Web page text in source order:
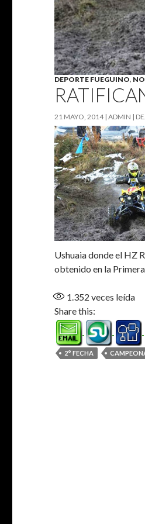
DEPORTE FUEGUINO,
21 MAYO, 2014 ADMIN
Ushuaia donde el HZ
obtenido en la
1.352 veces leída
Share this:
2° FECHA